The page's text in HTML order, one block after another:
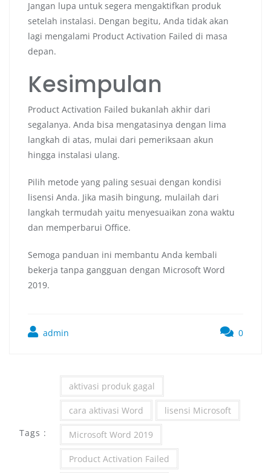
Jangan lupa untuk segera mengaktifkan produk
setelah instalasi. Dengan begitu, Anda tidak akan
lagi mengalami Product Activation Failed di masa
depan.
Kesimpulan
Product Activation Failed bukanlah akhir dari
segalanya. Anda bisa mengatasinya dengan lima
langkah di atas, mulai dari pemeriksaan akun
hingga instalasi ulang.
Pilih metode yang paling sesuai dengan kondisi
lisensi Anda. Jika masih bingung, mulailah dari
langkah termudah yaitu menyesuaikan zona waktu
dan memperbarui Office.
Semoga panduan ini membantu Anda kembali
bekerja tanpa gangguan dengan Microsoft Word
2019.
admin 0
Tags :
aktivasi produk gagal
cara aktivasi Word lisensi Microsoft
Microsoft Word 2019
Product Activation Failed